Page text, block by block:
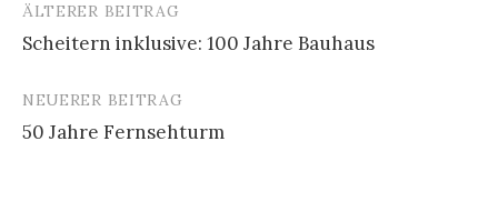
Beitrags-
Navigation
ÄLTERER BEITRAG
Scheitern inklusive: 100 Jahre Bauhaus
NEUERER BEITRAG
50 Jahre Fernsehturm